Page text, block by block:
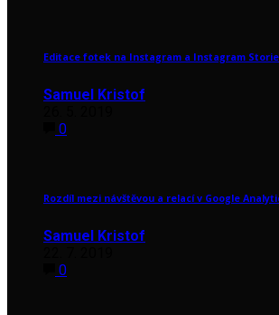
Editace fotek na Instagram a Instagram
Samuel Kristof
0
Rozdíl mezi návštěvou a relací v Google
Samuel Kristof
0